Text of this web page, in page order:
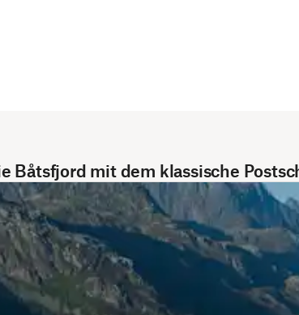
Båtsfjord mit dem klassische